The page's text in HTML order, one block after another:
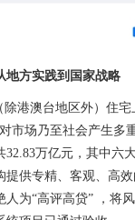
地方实践到国家战略
除港澳台地区外）住
市场乃至社会产生多
万亿元，其中六
提供专精、客观、高
为“高评高贷” ，将